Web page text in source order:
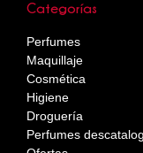
Categorías
Perfumes
Maquillaje
Cosmética
Higiene
Droguería
Perfumes